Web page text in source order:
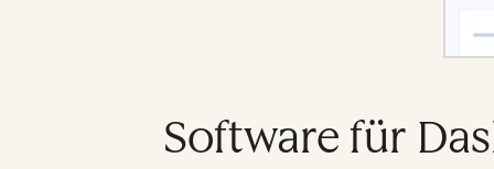
Software für